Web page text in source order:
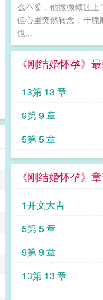
么不妥，他微微倾过上
但心里突然转念，干脆
也...
《刚结婚怀孕》
13第 13 章
9第 9 章
5第 5 章
《刚结婚怀孕》
1开文大吉
5第 5 章
9第 9 章
13第 13 章